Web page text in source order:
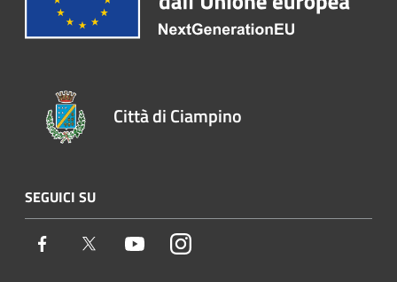
Città di Ciampino
SEGUICI SU
Facebook Twitter YoutubeInstagram